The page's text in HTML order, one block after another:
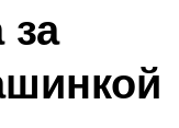
за